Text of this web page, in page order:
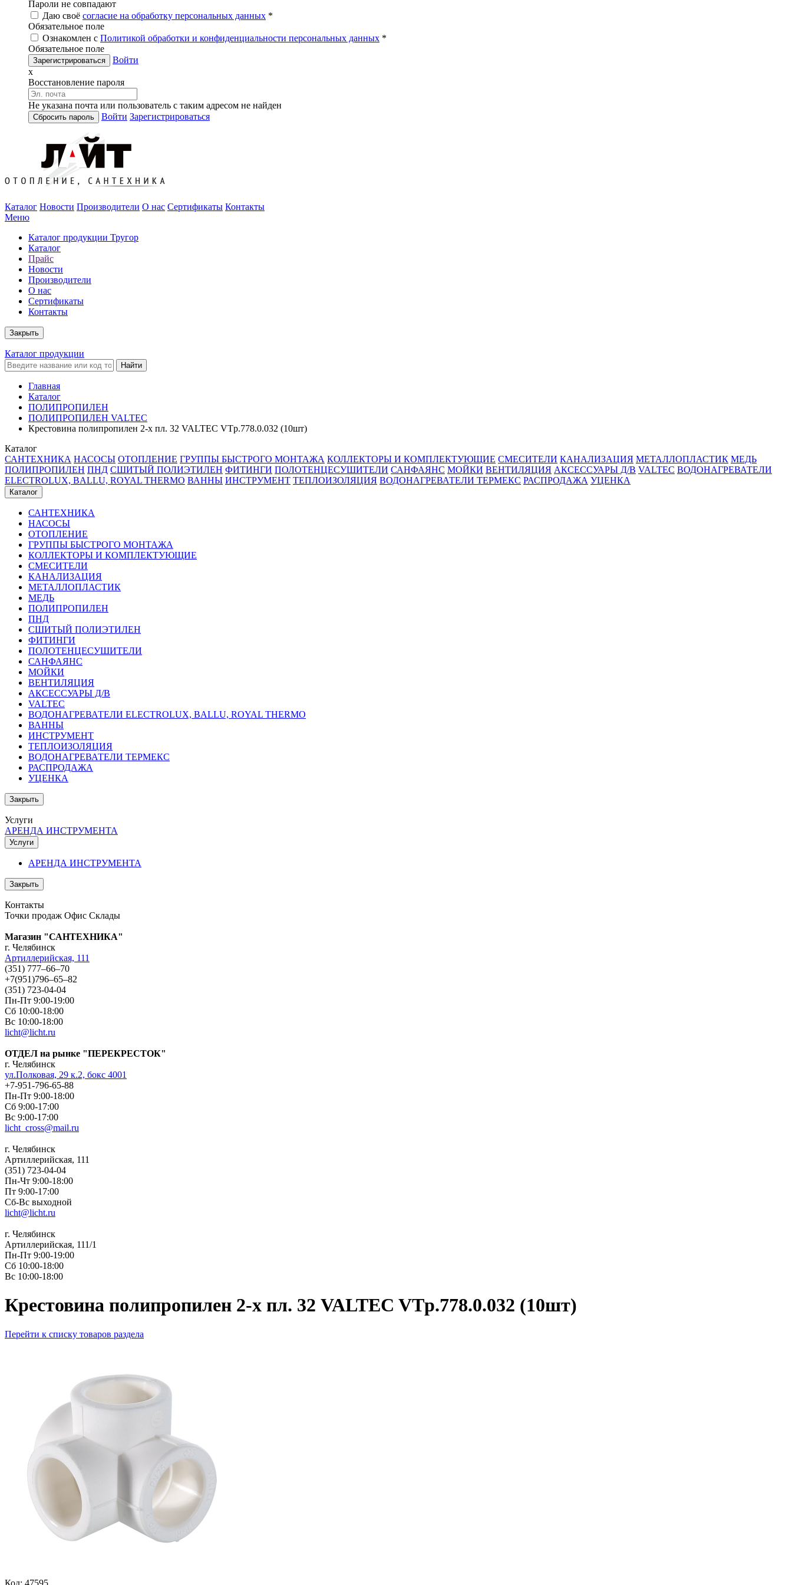
Пароли не совпадают
Даю своё согласие на обработку персональных данных *
Обязательное поле
Ознакомлен с Политикой обработки и конфиденциальности персональных данных *
Обязательное поле
Войти
x
Восстановление пароля
Не указана почта или пользователь с таким адресом не найден
Войти Зарегистрироваться
Каталог Новости Производители О нас Сертификаты Контакты
Меню
Каталог продукции Тругор
Каталог
Прайс
Новости
Производители
О нас
Сертификаты
Контакты
Закрыть
Каталог продукции
Найти
Главная
Каталог
ПОЛИПРОПИЛЕН
ПОЛИПРОПИЛЕН VALTEC
Крестовина полипропилен 2-х пл. 32 VALTEC VTp.778.0.032 (10шт)
Каталог
САНТЕХНИКА НАСОСЫ ОТОПЛЕНИЕ ГРУППЫ БЫСТРОГО МОНТАЖА КОЛЛЕКТОРЫ И КОМПЛЕКТУЮЩИЕ СМЕСИТЕЛИ КАНАЛИЗАЦИЯ МЕТАЛЛОПЛАСТИК МЕДЬ
ПОЛИПРОПИЛЕН ПНД СШИТЫЙ ПОЛИЭТИЛЕН ФИТИНГИ ПОЛОТЕНЦЕСУШИТЕЛИ САНФАЯНС МОЙКИ ВЕНТИЛЯЦИЯ АКСЕССУАРЫ Д/В VALTEC ВОДОНАГРЕВАТЕЛИ
ELECTROLUX, BALLU, ROYAL THERMO ВАННЫ ИНСТРУМЕНТ ТЕПЛОИЗОЛЯЦИЯ ВОДОНАГРЕВАТЕЛИ ТЕРМЕКС РАСПРОДАЖА УЦЕНКА
Каталог
САНТЕХНИКА
НАСОСЫ
ОТОПЛЕНИЕ
ГРУППЫ БЫСТРОГО МОНТАЖА
КОЛЛЕКТОРЫ И КОМПЛЕКТУЮЩИЕ
СМЕСИТЕЛИ
КАНАЛИЗАЦИЯ
МЕТАЛЛОПЛАСТИК
МЕДЬ
ПОЛИПРОПИЛЕН
ПНД
СШИТЫЙ ПОЛИЭТИЛЕН
ФИТИНГИ
ПОЛОТЕНЦЕСУШИТЕЛИ
САНФАЯНС
МОЙКИ
ВЕНТИЛЯЦИЯ
АКСЕССУАРЫ Д/В
VALTEC
ВОДОНАГРЕВАТЕЛИ ELECTROLUX, BALLU, ROYAL THERMO
ВАННЫ
ИНСТРУМЕНТ
ТЕПЛОИЗОЛЯЦИЯ
ВОДОНАГРЕВАТЕЛИ ТЕРМЕКС
РАСПРОДАЖА
УЦЕНКА
Закрыть
Услуги
АРЕНДА ИНСТРУМЕНТА
Услуги
АРЕНДА ИНСТРУМЕНТА
Закрыть
Контакты
Точки продаж Офис Склады
Магазин "САНТЕХНИКА"
г. Челябинск
Артиллерийская, 111
(351) 777‒66‒70
+7(951)796‒65‒82
(351) 723-04-04
Пн-Пт 9:00-19:00
Сб 10:00-18:00
Вс 10:00-18:00
licht@licht.ru
ОТДЕЛ на рынке "ПЕРЕКРЕСТОК"
г. Челябинск
ул.Полковая, 29 к.2, бокс 4001
+7-951-796-65-88
Пн-Пт 9:00-18:00
Сб 9:00-17:00
Вс 9:00-17:00
licht_cross@mail.ru
г. Челябинск
Артиллерийская, 111
(351) 723-04-04
Пн-Чт 9:00-18:00
Пт 9:00-17:00
Сб-Вс выходной
licht@licht.ru
г. Челябинск
Артиллерийская, 111/1
Пн-Пт 9:00-19:00
Сб 10:00-18:00
Вс 10:00-18:00
Крестовина полипропилен 2-х пл. 32 VALTEC VTp.778.0.032 (10шт)
Перейти к списку товаров раздела
Код: 47595